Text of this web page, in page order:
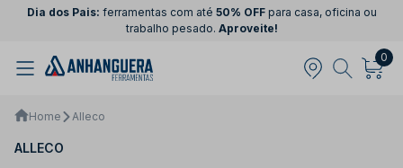
Dia dos Pais: ferramentas com até 50% OFFpara casa, oficina ou
trabalho pesado. Aproveite!
0
Home Alleco
ALLECO